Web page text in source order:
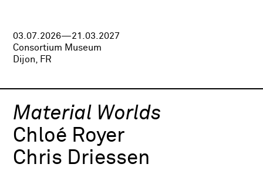
03.07.2026—21.03.2027
Consortium Museum
Dijon, FR
Material Worlds
Chloé Royer
Chris Driessen